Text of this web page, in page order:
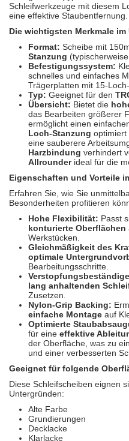
(2)
Wibeco
(1)
ZVG
Schleifwerkzeuge mit diesem
eine effektive Staubentfernung.
Die wichtigsten Merkmale im
Format: Scheibe mit
Stanzung
Befestigungssystem:
schnelles und einfaches
Trägerplatten mit 15-
Typ: Geeignet für den
Übersicht: Bietet die
das Bearbeiten größerer
ermöglicht einen
Loch-Stanzung optimiert
eine sauberere
Harzbindung verhindert
Allrounderideal für die
Eigenschaften und Vorteile
Erfahren Sie, wie Sie
Besonderheiten profitieren
Hohe Flexibilität: Passt
konturierte Oberflächen
Werkstücken.
Gleichmäßigkeit des
optimale
Bearbeitungsschritte.
lang anhaltenden
Zusetzen.
Nylon-Grip Backing:
einfache Montage auf
Optimierte
für eine effektive
der Oberfläche, was zu
und einer verbesserten
Geeignet für folgende
Diese Schleifscheiben eignen
Untergründen:
Alte Farbe
Grundierungen
Decklacke
Klarlacke